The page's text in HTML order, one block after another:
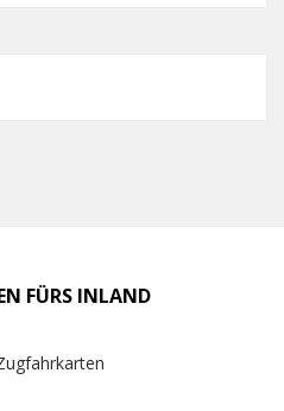
FÜRS INLAND